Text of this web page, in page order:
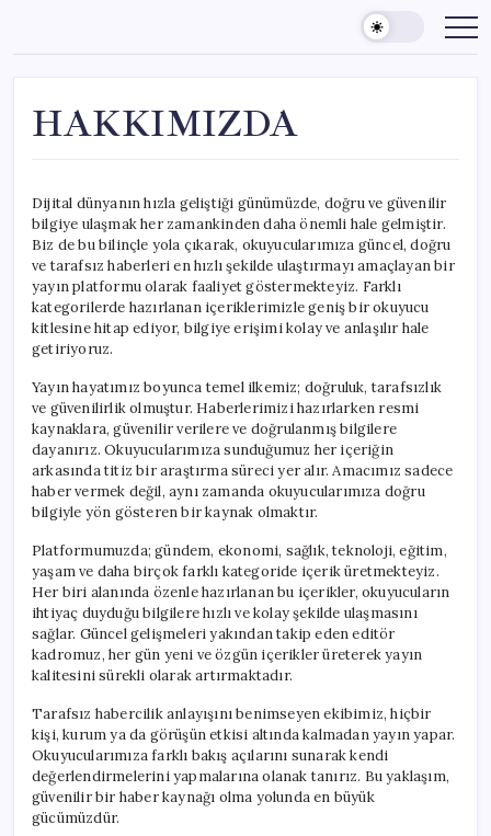
content
HAKKIMIZDA
Dijital dünyanın hızla geliştiği günümüzde, doğru ve güvenilir
bilgiye ulaşmak her zamankinden daha önemli hale gelmiştir.
Biz de bu bilinçle yola çıkarak, okuyucularımıza güncel, doğru
ve tarafsız haberleri en hızlı şekilde ulaştırmayı amaçlayan bir
yayın platformu olarak faaliyet göstermekteyiz. Farklı
kategorilerde hazırlanan içeriklerimizle geniş bir okuyucu
kitlesine hitap ediyor, bilgiye erişimi kolay ve anlaşılır hale
getiriyoruz.
Yayın hayatımız boyunca temel ilkemiz; doğruluk, tarafsızlık
ve güvenilirlik olmuştur. Haberlerimizi hazırlarken resmi
kaynaklara, güvenilir verilere ve doğrulanmış bilgilere
dayanırız. Okuyucularımıza sunduğumuz her içeriğin
arkasında titiz bir araştırma süreci yer alır. Amacımız sadece
haber vermek değil, aynı zamanda okuyucularımıza doğru
bilgiyle yön gösteren bir kaynak olmaktır.
Platformumuzda; gündem, ekonomi, sağlık, teknoloji, eğitim,
yaşam ve daha birçok farklı kategoride içerik üretmekteyiz.
Her biri alanında özenle hazırlanan bu içerikler, okuyucuların
ihtiyaç duyduğu bilgilere hızlı ve kolay şekilde ulaşmasını
sağlar. Güncel gelişmeleri yakından takip eden editör
kadromuz, her gün yeni ve özgün içerikler üreterek yayın
kalitesini sürekli olarak artırmaktadır.
Tarafsız habercilik anlayışını benimseyen ekibimiz, hiçbir
kişi, kurum ya da görüşün etkisi altında kalmadan yayın yapar.
Okuyucularımıza farklı bakış açılarını sunarak kendi
değerlendirmelerini yapmalarına olanak tanırız. Bu yaklaşım,
güvenilir bir haber kaynağı olma yolunda en büyük
gücümüzdür.